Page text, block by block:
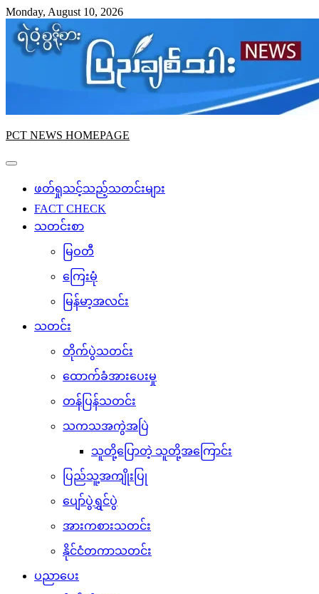
Skip
content
Monday, August 10, 2026
PCT NEWS HOMEPAGE
ဖတ်ရှုသင့်သည့်သတင်းများ
FACT CHECK
သတင်းစာ
မြဝတီ
ကြေးမုံ
မြန်မာ့အလင်း
သတင်း
တိုက်ပွဲသတင်း
ထောက်ခံအားပေးမှု
တန်ပြန်သတင်း
သကသအကွဲအပြဲ
သူတို့ပြောတဲ့ သူတို့အကြောင်း
ပြည်သူ့အကျိုးပြု
ပျော်ပွဲရွှင်ပွဲ
အားကစားသတင်း
နိုင်ငံတကာသတင်း
ပညာပေး